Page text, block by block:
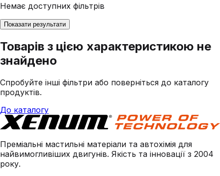
Немає доступних фільтрів
Показати результати
Товарів з цією характеристикою не
знайдено
Спробуйте інші фільтри або поверніться до каталогу
продуктів.
До каталогу
Преміальні мастильні матеріали та автохімія для
найвимогливіших двигунів. Якість та інновації з 2004
року.